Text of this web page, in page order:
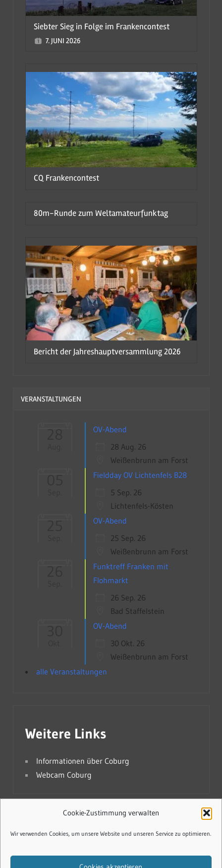
Cookie-Zustimmung verwalten
Wir verwenden Cookies, um unsere Website und unseren Service zu optimieren.
Siebter Sieg in Folge im Frankencontest
7. JUNI 2026
CQ Frankencontest
80m-Runde zum Weltamateurfunktag
Bericht der Jahreshauptversammlung 2026
VERANSTALTUNGEN
28
OV-Abend
28 Aug. 26
Weißenbrunn am Forst
05
Fieldday OV Lichtenfels B28
5 Sep. 26
Lichtenfels-Kösten
25
OV-Abend
25 Sep. 26
Weißenbrunn am Forst
26
Funktreff Franken mit
Flohmarkt
26 Sep. 26
Bad Staffelstein
30
OV-Abend
30 Okt. 26
Weißenbrunn am Forst
alle Veranstaltungen
Weitere Links
Informationen über Coburg
Webcam Coburg